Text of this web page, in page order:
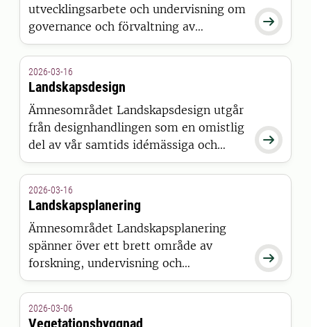

utvecklingsarbete och undervisning om
governance och förvaltning av
landskap, främst i stadsmiljö. Vår
förvaltning av utemiljöer.

2026-03-16
Landskapsdesign
Ämnesområdet Landskapsdesign utgår
från designhandlingen som en omistlig
del av vår samtids idémässiga och
tekniska omvandling av

2026-03-16
Landskapsplanering
Ämnesområdet Landskapsplanering
spänner över ett brett område av
forskning, undervisning och
miljöövervakningsprojekt (FOMA) som
2026-03-06
Vegetationsbyggnad